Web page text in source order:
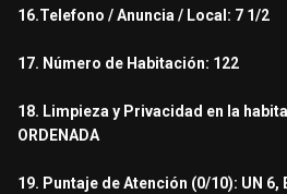
16.Telefono / Anuncia / Local: 7 1/2
17. Número de Habitación: 122
18. Limpieza y Privacidad en la
ORDENADA
19. Puntaje de Atención (0/10): UN 6,